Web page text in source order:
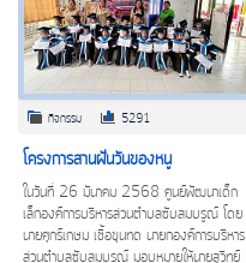
กิจกรรม 5291
โครงการสานฝันวันของหนู
ในวันที่ 26 มันาคม 2568 ศูนย์พัฒนาเด็ก
เล็กองค์การบริหารส่วนตำบลซับสมบรูณ์ โดย
นายศุกร์เกษม เชื้อขุนทด นายกองค์การบริหาร
ส่วนตำบลซับสมบูรณ์ มอบหมายให้นายสุวิทย์